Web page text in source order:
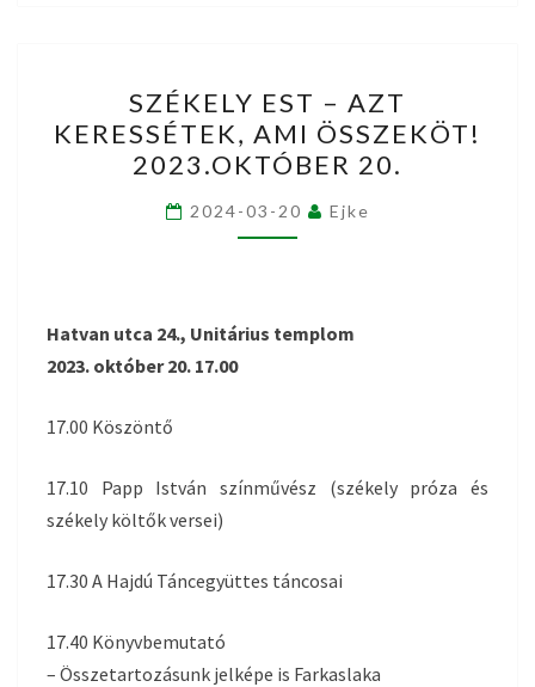
EST
–
AZT
KERESSÉTEK,
AMI
20.
SZÉKELY EST – AZT
KERESSÉTEK, AMI ÖSSZEKÖT!
2023.OKTÓBER 20.
2024-03-20 Ejke
Hatvan utca 24., Unitárius templom
2023. október 20. 17.00
17.00 Köszöntő
17.10 Papp István színművész (székely próza és
székely költők versei)
17.30 A Hajdú Táncegyüttes táncosai
17.40 Könyvbemutató
– Összetartozásunk jelképe is Farkaslaka